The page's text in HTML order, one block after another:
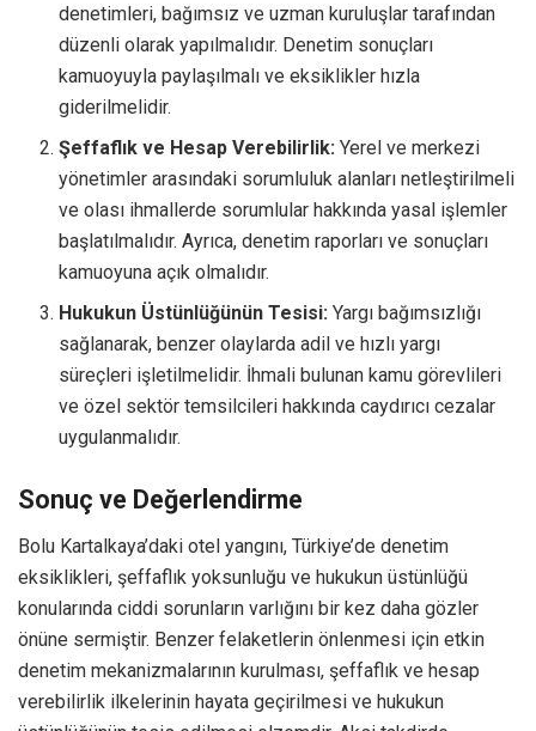
denetimleri, bağımsız ve uzman kuruluşlar tarafından
düzenli olarak yapılmalıdır. Denetim sonuçları
kamuoyuyla paylaşılmalı ve eksiklikler hızla
giderilmelidir.
Şeffaflık ve Hesap Verebilirlik: Yerel ve merkezi
yönetimler arasındaki sorumluluk alanları netleştirilmeli
ve olası ihmallerde sorumlular hakkında yasal işlemler
başlatılmalıdır. Ayrıca, denetim raporları ve sonuçları
kamuoyuna açık olmalıdır.
Hukukun Üstünlüğünün Tesisi: Yargı bağımsızlığı
sağlanarak, benzer olaylarda adil ve hızlı yargı
süreçleri işletilmelidir. İhmali bulunan kamu görevlileri
ve özel sektör temsilcileri hakkında caydırıcı cezalar
uygulanmalıdır.
Sonuç ve Değerlendirme
Bolu Kartalkaya’daki otel yangını, Türkiye’de denetim
eksiklikleri, şeffaflık yoksunluğu ve hukukun üstünlüğü
konularında ciddi sorunların varlığını bir kez daha gözler
önüne sermiştir. Benzer felaketlerin önlenmesi için etkin
denetim mekanizmalarının kurulması, şeffaflık ve hesap
verebilirlik ilkelerinin hayata geçirilmesi ve hukukun